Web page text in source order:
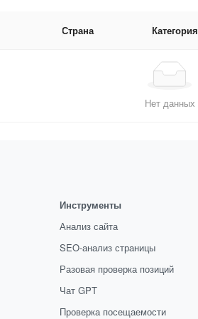
Страна Категория
Нет данных
Инструменты
Анализ сайта
SEO-анализ страницы
Разовая проверка позиций
Чат GPT
Проверка посещаемости